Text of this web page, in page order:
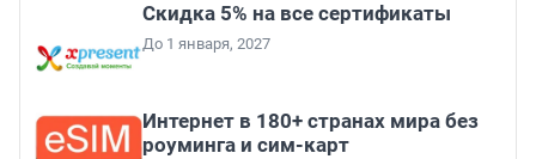
Скидка 5% на все сертификаты
До 1 января, 2027
Интернет в 180+ странах мира без
роуминга и сим-карт